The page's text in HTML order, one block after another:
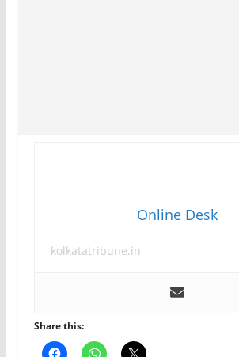
Online Desk
kolkatatribune.in
Share this: